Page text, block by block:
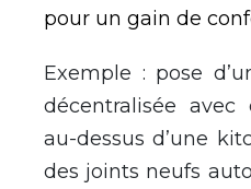
pour un gain de
Exemple : pose
décentralisée avec
au-dessus d’une
des joints neufs